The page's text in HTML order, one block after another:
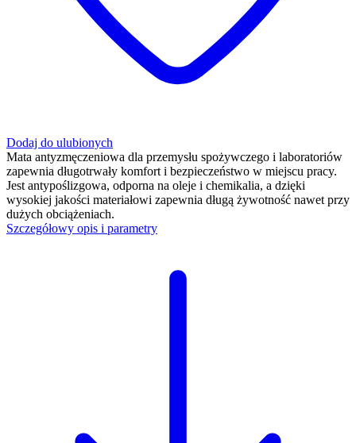
Dodaj do ulubionych
Mata antyzmęczeniowa dla przemysłu spożywczego i laboratoriów
zapewnia długotrwały komfort i bezpieczeństwo w miejscu pracy.
Jest antypoślizgowa, odporna na oleje i chemikalia, a dzięki
wysokiej jakości materiałowi zapewnia długą żywotność nawet przy
dużych obciążeniach.
Szczegółowy opis i parametry